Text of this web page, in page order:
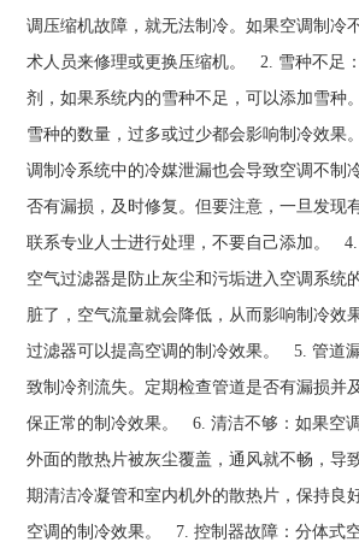
调压缩机故障，就无法制冷。如果空调制冷
术人员来修理或更换压缩机。 2. 雪种不足
剂，如果系统内的雪种不足，可以添加雪种
雪种的数量，过多或过少都会影响制冷效
调制冷系统中的冷媒泄漏也会导致空调不制
否有漏损，及时修复。但要注意，一旦发现
联系专业人士进行处理，不要自己添加。 4.
空气过滤器是防止灰尘和污垢进入空调系统
脏了，空气流量就会降低，从而影响制冷效
过滤器可以提高空调的制冷效果。 5. 管道
致制冷剂流失。定期检查管道是否有漏损并
保正常的制冷效果。 6. 清洁不够：如果空
外面的散热片被灰尘覆盖，通风就不畅，导
期清洁冷凝管和室内机外的散热片，保持良
空调的制冷效果。 7. 控制器故障：分体式